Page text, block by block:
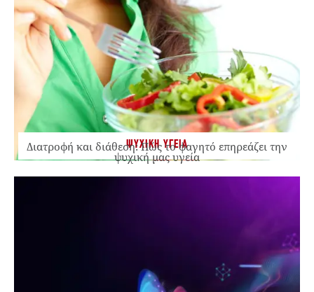
ΨΥΧΙΚΗ ΥΓΕΙΑ
Διατροφή και διάθεση: Πώς το φαγητό επηρεάζει την
ψυχική μας υγεία